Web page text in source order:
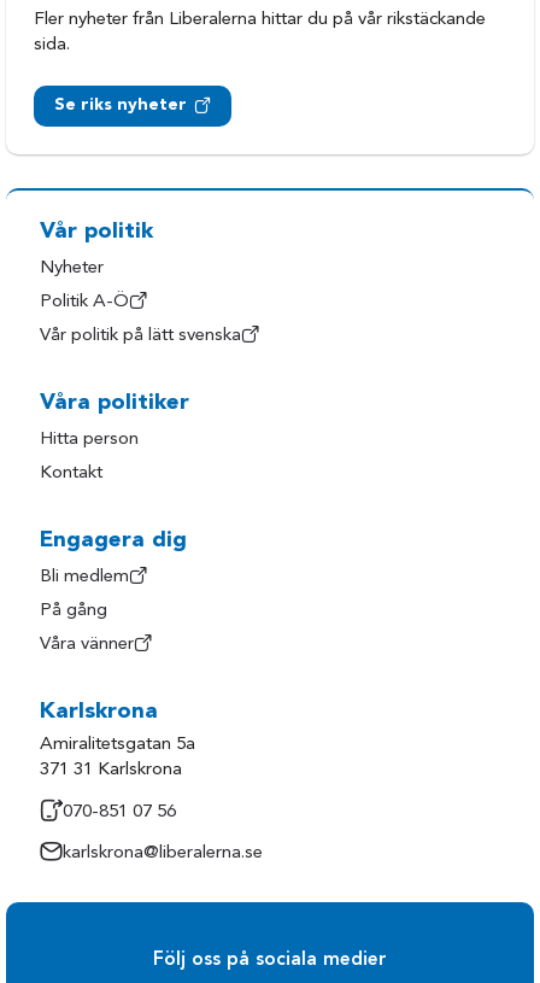
Fler nyheter från Liberalerna hittar du på vår rikstäckande
sida.
Se riks nyheter
Vår politik
Nyheter
Politik A-Ö
Vår politik på lätt svenska
Våra politiker
Hitta person
Kontakt
Engagera dig
Bli medlem
På gång
Våra vänner
Karlskrona
Amiralitetsgatan 5a
371 31 Karlskrona
070-851 07 56
karlskrona@liberalerna.se
Följ oss på sociala medier